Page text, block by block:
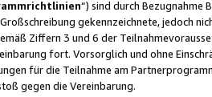
“) sind durch Bezugnahme
gekennzeichnete, jedoch
Ziffern 3 und 6 der
fort. Vorsorglich und ohne
für die Teilnahme am
gegen die Vereinbarung.